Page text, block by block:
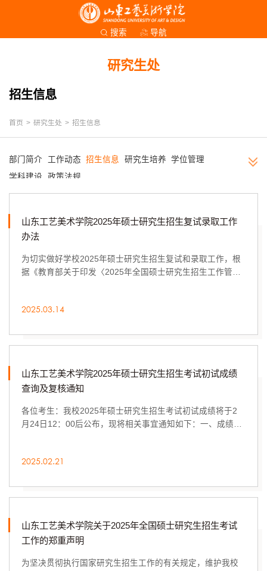
搜索 导航
研究生处
招生信息
首页 > 研究生处 > 招生信息
部门简介 工作动态 招生信息 研究生培养 学位管理
学科建设
政策法规
山东工艺美术学院2025年硕士研究生招生复试录取工作
办法
为切实做好学校2025年硕士研究生招生复试和录取工作，根
据《教育部关于印发〈2025年全国硕士研究生招生工作管理
2025.03.14
山东工艺美术学院2025年硕士研究生招生考试初试成绩
查询及复核通知
各位考生：我校2025年硕士研究生招生考试初试成绩将于2
月24日12：00后公布，现将相关事宜通知如下：一、成绩查
2025.02.21
山东工艺美术学院关于2025年全国硕士研究生招生考试
工作的郑重声明
为坚决贯彻执行国家研究生招生工作的有关规定，维护我校